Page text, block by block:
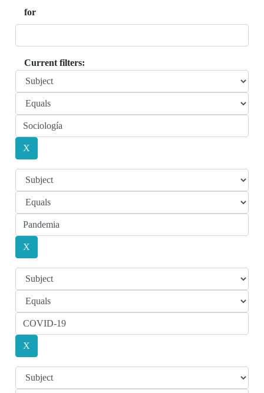
for
Current filters: